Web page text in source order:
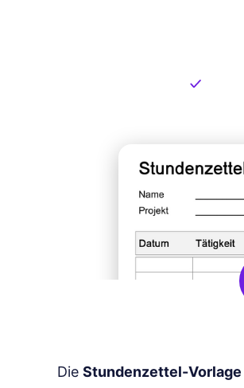
Die Stundenzettel-Vorlage